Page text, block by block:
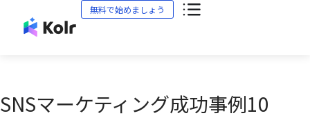
無料で始めましょう
SNSマーケティング成功事例10